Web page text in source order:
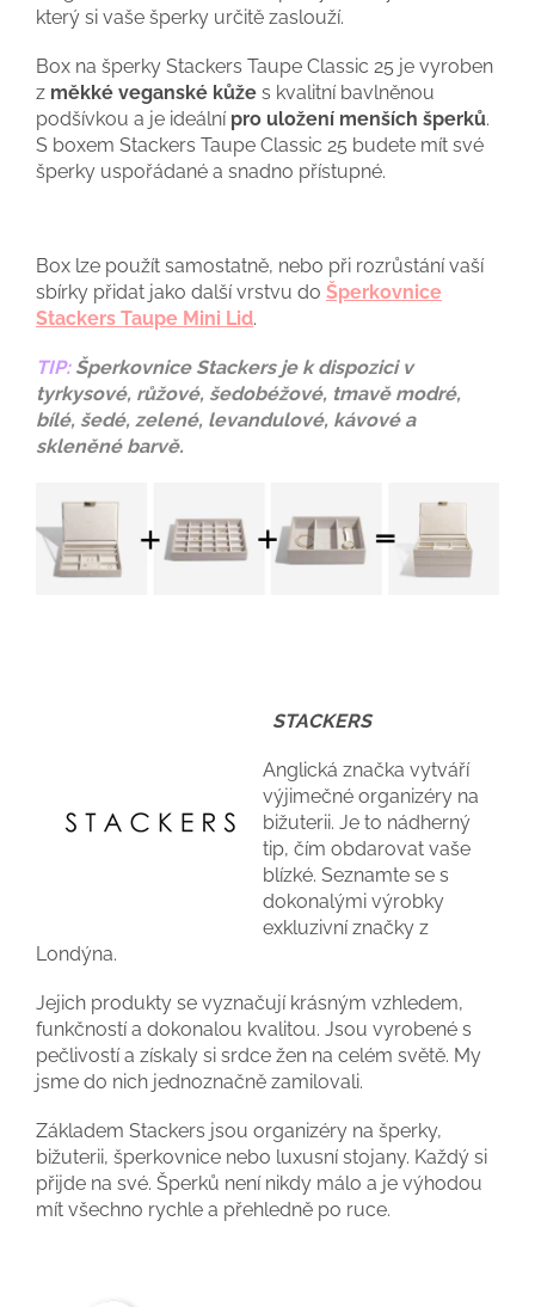
který si vaše šperky určitě zaslouží.
Box na šperky Stackers Taupe Classic 25 je vyroben
z měkké veganské kůže s kvalitní bavlněnou
podšívkou a je ideální pro uložení menších šperků.
S boxem Stackers Taupe Classic 25 budete mít své
šperky uspořádané a snadno přístupné.
Box lze použít samostatně, nebo při rozrůstání vaší
sbírky přidat jako další vrstvu do Šperkovnice
Stackers Taupe Mini Lid.
TIP: Šperkovnice Stackers je k dispozici v
tyrkysové, růžové, šedobéžové, tmavě modré,
bílé, šedé, zelené, levandulové, kávové a
skleněné barvě.
STACKERS
Anglická značka vytváří
výjimečné organizéry na
bižuterii. Je to nádherný
tip, čím obdarovat vaše
blízké. Seznamte se s
dokonalými výrobky
exkluzivní značky z
Londýna.
Jejich produkty se vyznačují krásným vzhledem,
funkčností a dokonalou kvalitou. Jsou vyrobené s
pečlivostí a získaly si srdce žen na celém světě. My
jsme do nich jednoznačně zamilovali.
Základem Stackers jsou organizéry na šperky,
bižuterii, šperkovnice nebo luxusní stojany. Každý si
přijde na své. Šperků není nikdy málo a je výhodou
mít všechno rychle a přehledně po ruce.